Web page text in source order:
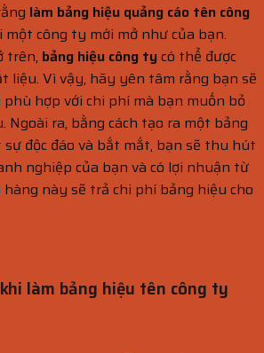
làm bảng hiệu quảng cáo tên công
một công ty mới mở như của bạn.
trên, bảng hiệu công tycó thể được
liệu. Vì vậy, hãy yên tâm rằng bạn sẽ
phù hợp với chi phí mà bạn muốn bỏ
Ngoài ra, bằng cách tạo ra một bảng
độc đáo và bắt mắt, bạn sẽ thu hút
nghiệp của bạn và có lợi nhuận từ
này sẽ trả chi phí bảng hiệu cho
làm bảng hiệu tên công ty